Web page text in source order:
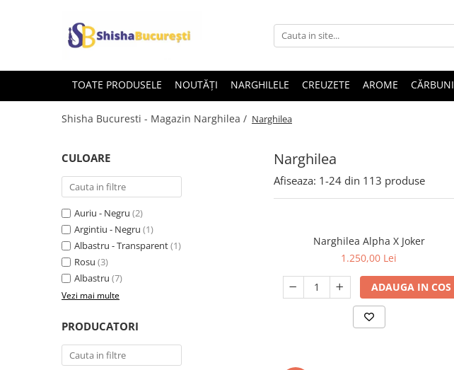
TOATE PRODUSELE NOUTĂȚI NARGHILELE CREUZETE AROME CĂRBUNI
Shisha Bucuresti - Magazin Narghilea / Narghilea
Narghilea
CULOARE
Auriu - Negru (2)
Argintiu - Negru (1)
Albastru - Transparent(1)
Rosu (3)
Albastru (7)
Vezi mai multe
PRODUCATORI
Afiseaza: 1-24 din 113 produse
Narghilea Alpha X Joker
1.250,00 Lei
ADAUGA IN COS